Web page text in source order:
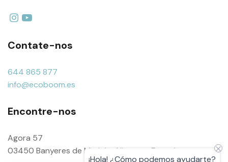
Contate-nos
644 865 877
info@ecoboom.es
Encontre-nos
Agora 57
03450 Banyeres de Mariola, Alicante- Espanha
¡Hola! ¿Cómo podemos ayudarte?